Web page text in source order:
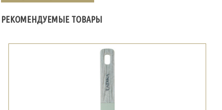
РЕКОМЕНДУЕМЫЕ ТОВАРЫ